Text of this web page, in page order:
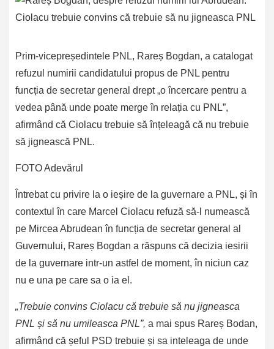
Prim-vicepreședintele PNL, Rareș Bogdan, a catalogat
refuzul numirii candidatului propus de PNL pentru
funcția de secretar general drept „o încercare pentru a
vedea până unde poate merge în relația cu PNL”,
afirmând că Ciolacu trebuie să înțeleagă că nu trebuie
să jignească PNL.
FOTO Adevărul
Întrebat cu privire la o ieșire de la guvernare a PNL, și în
contextul în care Marcel Ciolacu refuză să-l numească
pe Mircea Abrudean în funcția de secretar general al
Guvernului, Rareș Bogdan a răspuns că decizia iesirii
de la guvernare intr-un astfel de moment, în niciun caz
nu e una pe care sa o ia el.
„Trebuie convins Ciolacu că trebuie să nu jigneasca
PNL și să nu umileasca PNL”, a mai spus Rareș Bodan,
afirmând că șeful PSD trebuie și sa inteleaga de unde